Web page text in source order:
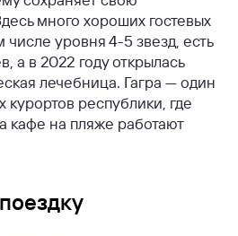
много хороших гостевых
уровня 4-5 звезд, есть
а в 2022 году открылась
лечебница. Гагра — один
республики, где
кафе на пляже работают